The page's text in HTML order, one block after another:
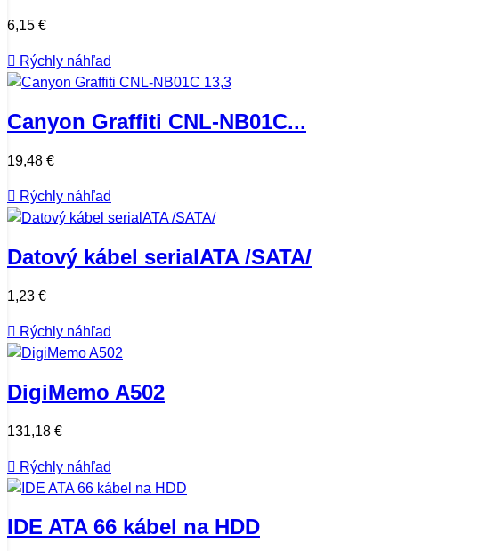
6,15 €
 Rýchly náhľad
Canyon Graffiti CNL-NB01C...
19,48 €
 Rýchly náhľad
Datový kábel serialATA /SATA/
1,23 €
 Rýchly náhľad
DigiMemo A502
131,18 €
 Rýchly náhľad
IDE ATA 66 kábel na HDD